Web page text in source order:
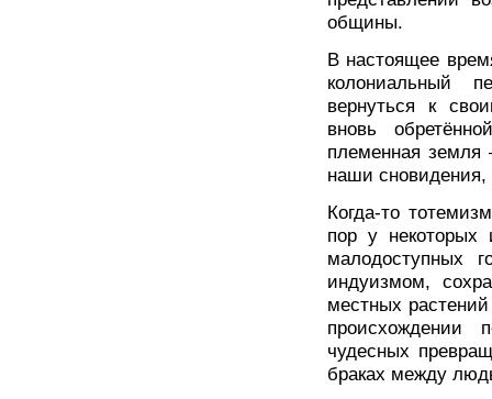
общины.
В настоящее
колониальный
вернуться к
вновь
племенная
наши
Когда-то
пор у некоторых
малодоступных
индуизмом,
местных
чудесных
браках между